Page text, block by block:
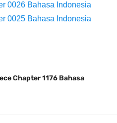
Mudah Untuk Menjadi Cemilan
Hindia
Sangat Mudah Dan Tidak Ribet
0026 Bahasa Indonesia
0025 Bahasa Indonesia
Chapter 1176 Bahasa